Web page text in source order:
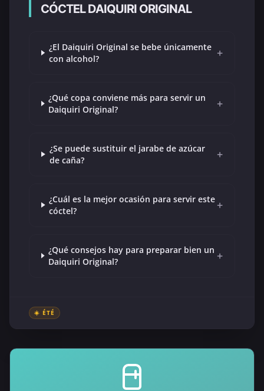
CÓCTEL DAIQUIRI ORIGINAL
¿El Daiquiri Original se bebe únicamente
con alcohol?
+
¿Qué copa conviene más para servir un
Daiquiri Original?
+
¿Se puede sustituir el jarabe de azúcar
de caña?
+
¿Cuál es la mejor ocasión para servir este
cóctel?
+
¿Qué consejos hay para preparar bien un
Daiquiri Original?
+
☀️ ÉTÉ